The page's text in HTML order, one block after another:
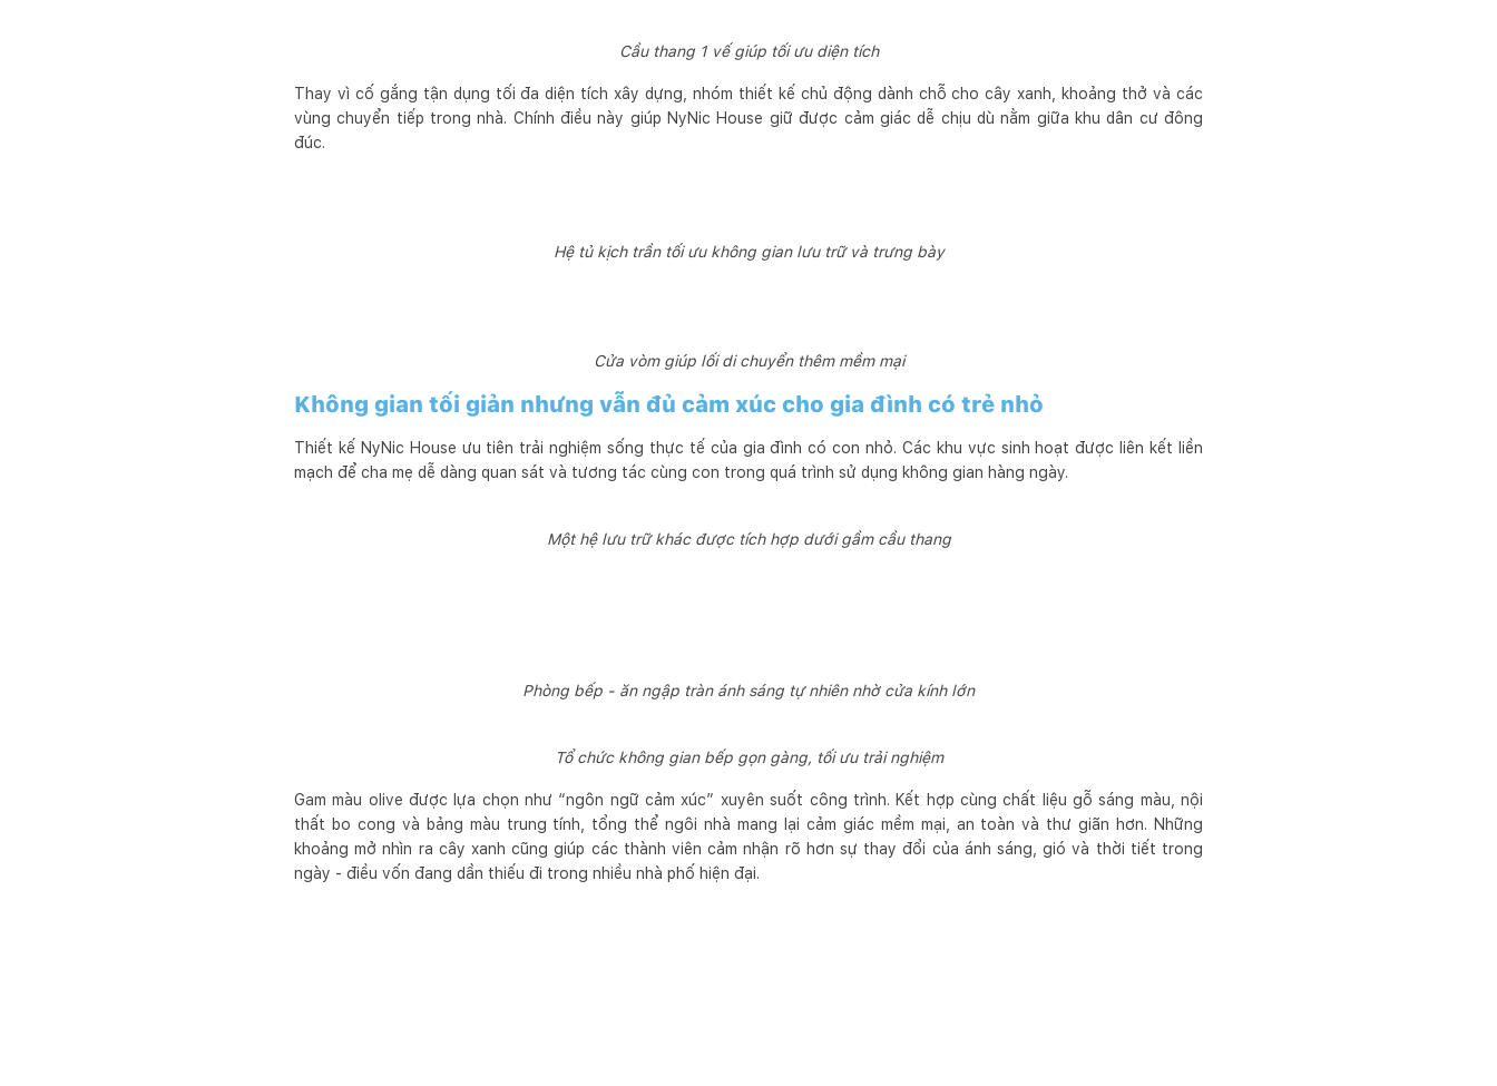
Cầu thang 1 vế giúp tối ưu diện tích
Thay vì cố gắng tận dụng tối đa diện tích xây dựng, nhóm thiết kế chủ động dành chỗ cho cây xanh, khoảng thở và các
vùng chuyển tiếp trong nhà. Chính điều này giúp NyNic House giữ được cảm giác dễ chịu dù nằm giữa khu dân cư đông
đúc.
Hệ tủ kịch trần tối ưu không gian lưu trữ và trưng bày
Cửa vòm giúp lối di chuyển thêm mềm mại
Không gian tối giản nhưng vẫn đủ cảm xúc cho gia đình có trẻ nhỏ
Thiết kế NyNic House ưu tiên trải nghiệm sống thực tế của gia đình có con nhỏ. Các khu vực sinh hoạt được liên kết liền
mạch để cha mẹ dễ dàng quan sát và tương tác cùng con trong quá trình sử dụng không gian hàng ngày.
Một hệ lưu trữ khác được tích hợp dưới gầm cầu thang
Phòng bếp - ăn ngập tràn ánh sáng tự nhiên nhờ cửa kính lớn
Tổ chức không gian bếp gọn gàng, tối ưu trải nghiệm
Gam màu olive được lựa chọn như “ngôn ngữ cảm xúc” xuyên suốt công trình. Kết hợp cùng chất liệu gỗ sáng màu, nội
thất bo cong và bảng màu trung tính, tổng thể ngôi nhà mang lại cảm giác mềm mại, an toàn và thư giãn hơn. Những
khoảng mở nhìn ra cây xanh cũng giúp các thành viên cảm nhận rõ hơn sự thay đổi của ánh sáng, gió và thời tiết trong
ngày - điều vốn đang dần thiếu đi trong nhiều nhà phố hiện đại.